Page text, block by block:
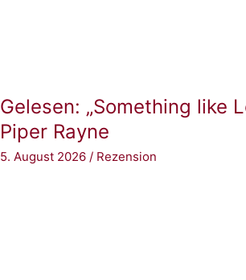
Gelesen: „Something like
Piper Rayne
5. August 2026/ Rezension